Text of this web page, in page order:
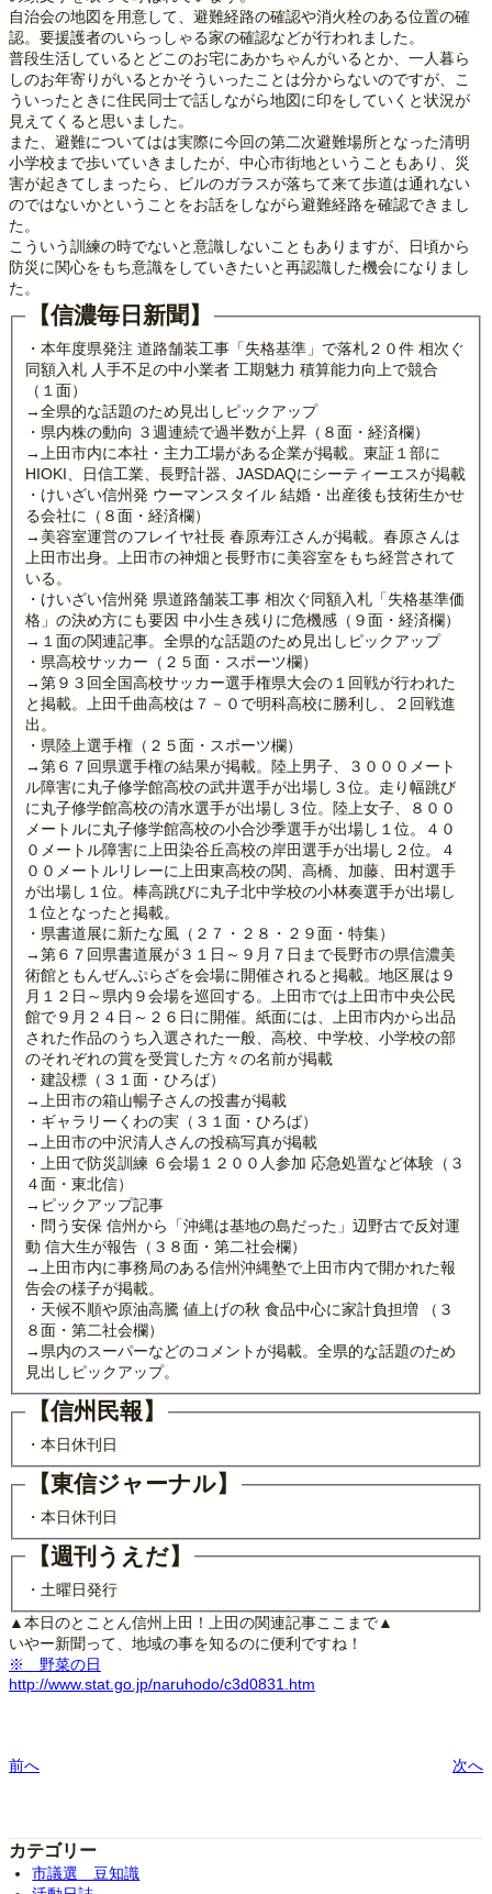
自治会の地図を用意して、避難経路の確認や消火栓のある位置の確
認。要援護者のいらっしゃる家の確認などが行われました。
普段生活しているとどこのお宅にあかちゃんがいるとか、一人暮ら
しのお年寄りがいるとかそういったことは分からないのですが、こ
ういったときに住民同士で話しながら地図に印をしていくと状況が
見えてくると思いました。
また、避難についてはは実際に今回の第二次避難場所となった清明
小学校まで歩いていきましたが、中心市街地ということもあり、災
害が起きてしまったら、ビルのガラスが落ちて来て歩道は通れない
のではないかということをお話をしながら避難経路を確認できまし
た。
こういう訓練の時でないと意識しないこともありますが、日頃から
防災に関心をもち意識をしていきたいと再認識した機会になりまし
た。
【信濃毎日新聞】
・本年度県発注 道路舗装工事「失格基準」で落札２０件 相次ぐ
同額入札 人手不足の中小業者 工期魅力 積算能力向上で競合
（１面）
→全県的な話題のため見出しピックアップ
・県内株の動向 ３週連続で過半数が上昇（８面・経済欄）
→上田市内に本社・主力工場がある企業が掲載。東証１部に
HIOKI、日信工業、長野計器、JASDAQにシーティーエスが掲載
・けいざい信州発 ウーマンスタイル 結婚・出産後も技術生かせ
る会社に（８面・経済欄）
→美容室運営のフレイヤ社長 春原寿江さんが掲載。春原さんは
上田市出身。上田市の神畑と長野市に美容室をもち経営されて
いる。
・けいざい信州発 県道路舗装工事 相次ぐ同額入札「失格基準価
格」の決め方にも要因 中小生き残りに危機感（９面・経済欄）
→１面の関連記事。全県的な話題のため見出しピックアップ
・県高校サッカー（２５面・スポーツ欄）
→第９３回全国高校サッカー選手権県大会の１回戦が行われた
と掲載。上田千曲高校は７－０で明科高校に勝利し、２回戦進
出。
・県陸上選手権（２５面・スポーツ欄）
→第６７回県選手権の結果が掲載。陸上男子、３０００メート
ル障害に丸子修学館高校の武井選手が出場し３位。走り幅跳び
に丸子修学館高校の清水選手が出場し３位。陸上女子、８００
メートルに丸子修学館高校の小合沙季選手が出場し１位。４０
０メートル障害に上田染谷丘高校の岸田選手が出場し２位。４
００メートルリレーに上田東高校の関、高橋、加藤、田村選手
が出場し１位。棒高跳びに丸子北中学校の小林奏選手が出場し
１位となったと掲載。
・県書道展に新たな風（２７・２８・２９面・特集）
→第６７回県書道展が３１日～９月７日まで長野市の県信濃美
術館ともんぜんぷらざを会場に開催されると掲載。地区展は９
月１２日～県内９会場を巡回する。上田市では上田市中央公民
館で９月２４日～２６日に開催。紙面には、上田市内から出品
された作品のうち入選された一般、高校、中学校、小学校の部
のそれぞれの賞を受賞した方々の名前が掲載
・建設標（３１面・ひろば）
→上田市の箱山暢子さんの投書が掲載
・ギャラリーくわの実（３１面・ひろば）
→上田市の中沢清人さんの投稿写真が掲載
・上田で防災訓練 ６会場１２００人参加 応急処置など体験（３
４面・東北信）
→ピックアップ記事
・問う安保 信州から「沖縄は基地の島だった」辺野古で反対運
動 信大生が報告（３８面・第二社会欄）
→上田市内に事務局のある信州沖縄塾で上田市内で開かれた報
告会の様子が掲載。
・天候不順や原油高騰 値上げの秋 食品中心に家計負担増 （３
８面・第二社会欄）
→県内のスーパーなどのコメントが掲載。全県的な話題のため
見出しピックアップ。
【信州民報】
・本日休刊日
【東信ジャーナル】
・本日休刊日
【週刊うえだ】
・土曜日発行
▲本日のとことん信州上田！上田の関連記事ここまで▲
いやー新聞って、地域の事を知るのに便利ですね！
※ 野菜の日
http://www.stat.go.jp/naruhodo/c3d0831.htm
前へ 次へ
カテゴリー
市議選 豆知識